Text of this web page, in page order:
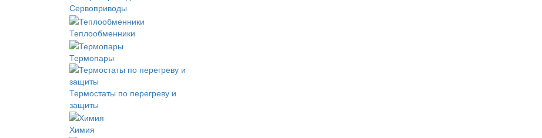
Сервоприводы
Теплообменники
Термопары
Термостаты по перегреву и
защиты
Химия